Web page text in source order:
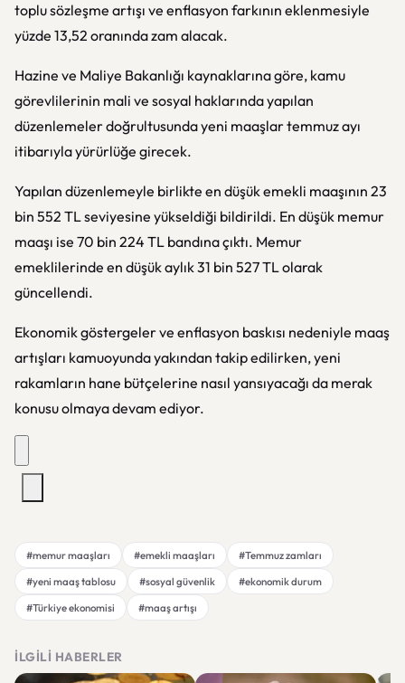
toplu sözleşme artışı ve enflasyon farkının eklenmesiyle
yüzde 13,52 oranında zam alacak.
Hazine ve Maliye Bakanlığı kaynaklarına göre, kamu
görevlilerinin mali ve sosyal haklarında yapılan
düzenlemeler doğrultusunda yeni maaşlar temmuz ayı
itibarıyla yürürlüğe girecek.
Yapılan düzenlemeyle birlikte en düşük emekli maaşının 23
bin 552 TL seviyesine yükseldiği bildirildi. En düşük memur
maaşı ise 70 bin 224 TL bandına çıktı. Memur
emeklilerinde en düşük aylık 31 bin 527 TL olarak
güncellendi.
Ekonomik göstergeler ve enflasyon baskısı nedeniyle maaş
artışları kamuoyunda yakından takip edilirken, yeni
rakamların hane bütçelerine nasıl yansıyacağı da merak
konusu olmaya devam ediyor.
#memur maaşları #emekli maaşları
#Temmuz zamları
#yeni maaş tablosu
#sosyal güvenlik
#ekonomik durum
#Türkiye ekonomisi
#maaş artışı
İLGILI HABERLER